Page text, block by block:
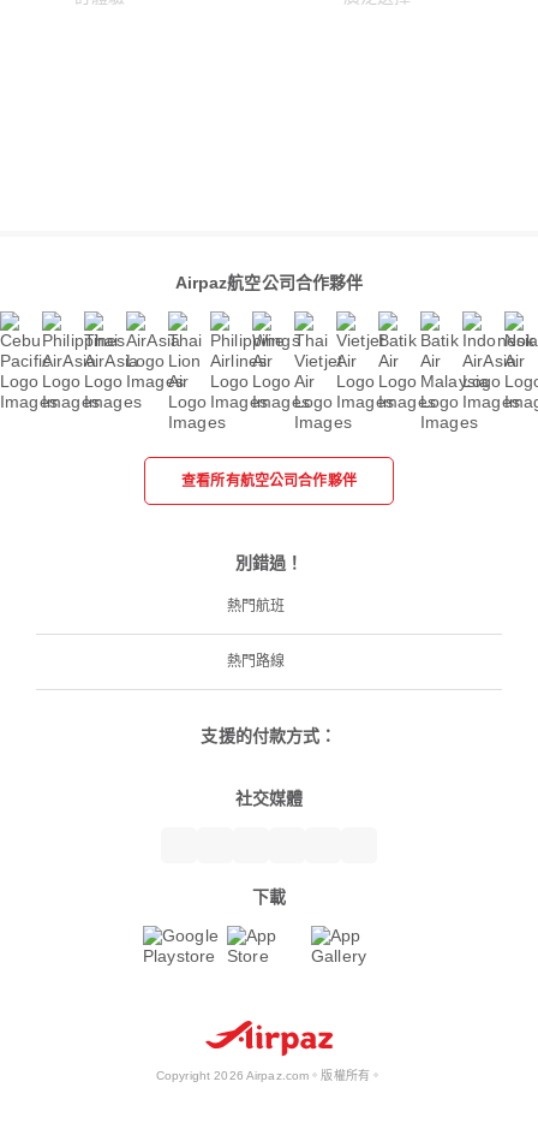
Airpaz航空公司合作夥伴
查看所有航空公司合作夥伴
別錯過！
熱門航班
熱門路線
支援的付款方式：
社交媒體
下載
Copyright 2026 Airpaz.com。版權所有。